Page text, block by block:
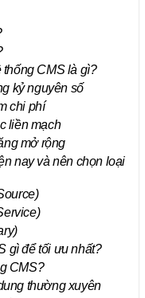
thống CMS là gì?
kỷ nguyên số
chi phí
liền mạch
mở rộng
nay và nên chọn loại
gì để tối ưu nhất?
CMS?
thường xuyên